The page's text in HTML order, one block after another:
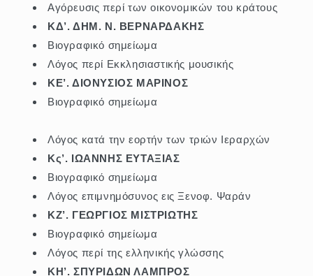
Αγόρευσις περί των οικονομικών του κράτους
ΚΔ’. ΔΗΜ. Ν. ΒΕΡΝΑΡΔΑΚΗΣ
Βιογραφικό σημείωμα
Λόγος περί Εκκλησιαστικής μουσικής
ΚΕ’. ΔΙΟΝΥΣΙΟΣ ΜΑΡΙΝΟΣ
Βιογραφικό σημείωμα
Λόγος κατά την εορτήν των τριών Ιεραρχών
Κς’. ΙΩΑΝΝΗΣ ΕΥΤΑΞΙΑΣ
Βιογραφικό σημείωμα
Λόγος επιμνημόσυνος εις Ξενοφ. Ψαράν
ΚΖ’. ΓΕΩΡΓΙΟΣ ΜΙΣΤΡΙΩΤΗΣ
Βιογραφικό σημείωμα
Λόγος περί της ελληνικής γλώσσης
ΚΗ’. ΣΠΥΡΙΔΩΝ ΛΑΜΠΡΟΣ